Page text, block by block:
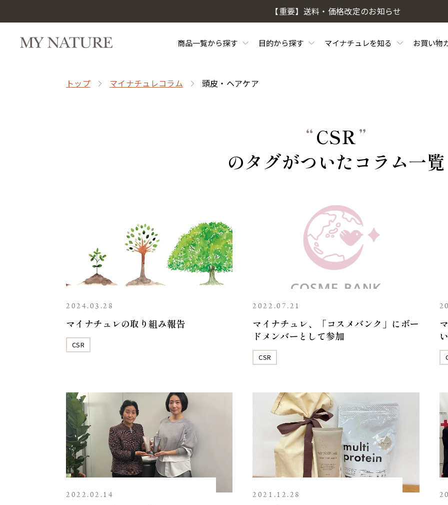
【重要】送料・価格改定のお知らせ
商品一覧から探す 目的から探す マイナチュレを知る お買い物
トップ マイナチュレコラム 頭皮・ヘアケア
“CSR”
のタグがついたコラム一覧
2024.03.28
マイナチュレの取り組み報告
CSR
2022.07.21
マイナチュレ、「コスメバンク」にボー
ドメンバーとして参加
CSR
2022.02.14 2021.12.28